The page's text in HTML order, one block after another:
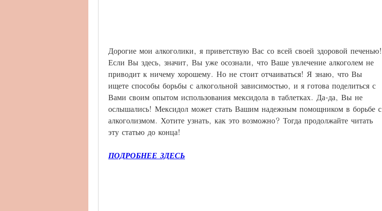
Дорогие мои алкоголики, я приветствую Вас со всей своей здоровой печенью!
Если Вы здесь, значит, Вы уже осознали, что Ваше увлечение алкоголем не
приводит к ничему хорошему. Но не стоит отчаиваться! Я знаю, что Вы
ищете способы борьбы с алкогольной зависимостью, и я готова поделиться с
Вами своим опытом использования мексидола в таблетках. Да-да, Вы не
ослышались! Мексидол может стать Вашим надежным помощником в борьбе с
алкоголизмом. Хотите узнать, как это возможно? Тогда продолжайте читать
эту статью до конца!
ПОДРОБНЕЕ ЗДЕСЬ